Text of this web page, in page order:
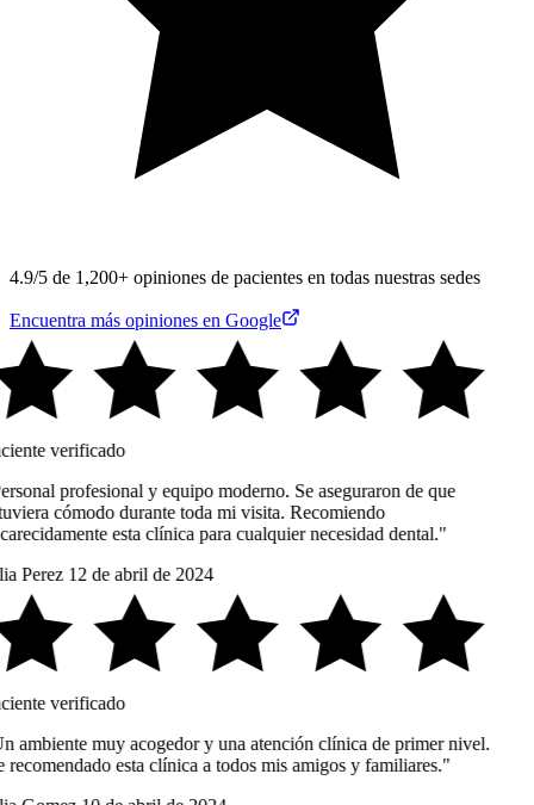
4.9/5 de 1,200+ opiniones de pacientes en todas nuestras sedes
Encuentra más opiniones en Google
verificado
profesional y equipo moderno. Se aseguraron de que
cómodo durante toda mi visita. Recomiendo
esta clínica para cualquier necesidad dental."
Perez 12 de abril de 2024
verificado
ambiente muy acogedor y una atención clínica de primer nivel.
recomendado esta clínica a todos mis amigos y familiares."